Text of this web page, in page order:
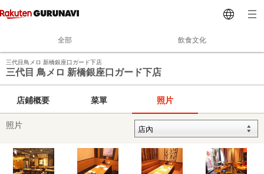
全部 飲食文化
三代目鳥メロ 新橋銀座口ガード下店
三代目 鳥メロ 新橋銀座口ガード下店
店鋪概要 菜單 照片
照片